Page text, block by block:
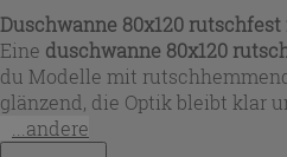
Duschwanne 80x120
Eine duschwanne 80x120
du Modelle mit
glänzend, die Optik bleibt klar
...andere